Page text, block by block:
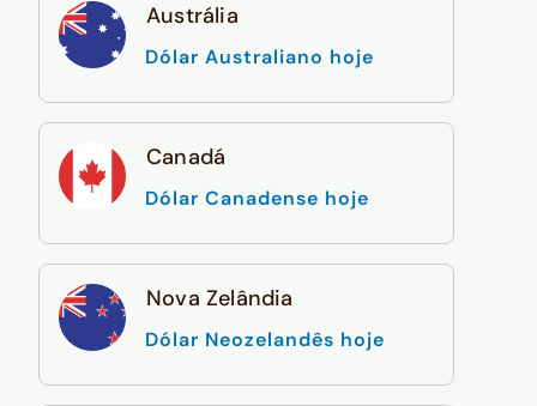
Austrália
Dólar Australiano hoje
Canadá
Dólar Canadense hoje
Nova Zelândia
Dólar Neozelandês hoje